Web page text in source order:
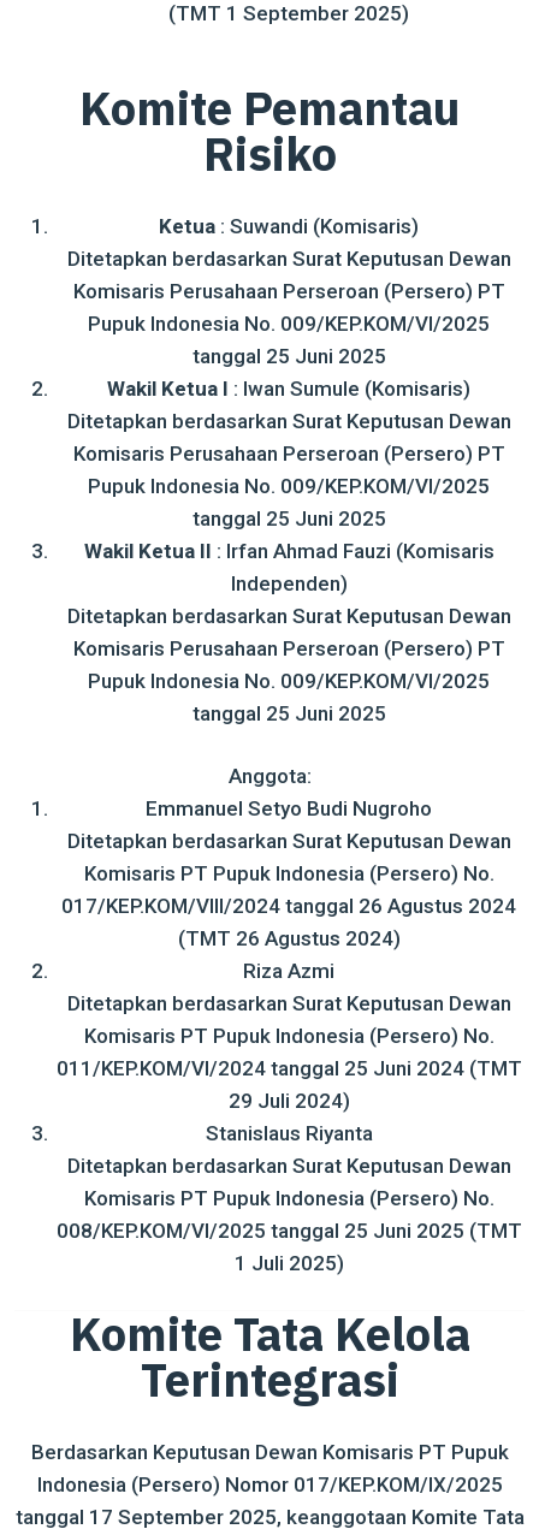
(TMT 1 September 2025)
Komite Pemantau
Risiko
Ketua : Suwandi (Komisaris)
Ditetapkan berdasarkan Surat Keputusan Dewan
Komisaris Perusahaan Perseroan (Persero) PT
Pupuk Indonesia No. 009/KEP.KOM/VI/2025
tanggal 25 Juni 2025
Wakil Ketua I : Iwan Sumule (Komisaris)
Ditetapkan berdasarkan Surat Keputusan Dewan
Komisaris Perusahaan Perseroan (Persero) PT
Pupuk Indonesia No. 009/KEP.KOM/VI/2025
tanggal 25 Juni 2025
Wakil Ketua II : Irfan Ahmad Fauzi (Komisaris
Independen)
Ditetapkan berdasarkan Surat Keputusan Dewan
Komisaris Perusahaan Perseroan (Persero) PT
Pupuk Indonesia No. 009/KEP.KOM/VI/2025
tanggal 25 Juni 2025
Anggota:
Emmanuel Setyo Budi Nugroho
Ditetapkan berdasarkan Surat Keputusan Dewan
Komisaris PT Pupuk Indonesia (Persero) No.
017/KEP.KOM/VIII/2024 tanggal 26 Agustus 2024
(TMT 26 Agustus 2024)
Riza Azmi
Ditetapkan berdasarkan Surat Keputusan Dewan
Komisaris PT Pupuk Indonesia (Persero) No.
011/KEP.KOM/VI/2024 tanggal 25 Juni 2024 (TMT
29 Juli 2024)
Stanislaus Riyanta
Ditetapkan berdasarkan Surat Keputusan Dewan
Komisaris PT Pupuk Indonesia (Persero) No.
008/KEP.KOM/VI/2025 tanggal 25 Juni 2025 (TMT
1 Juli 2025)
Komite Tata Kelola
Terintegrasi
Berdasarkan Keputusan Dewan Komisaris PT Pupuk
Indonesia (Persero) Nomor 017/KEP.KOM/IX/2025
tanggal 17 September 2025, keanggotaan Komite Tata